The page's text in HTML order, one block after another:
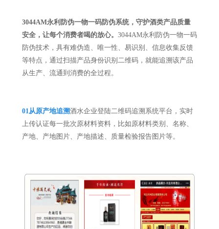
3044AM永利防伪一物一码防伪系统，守护酒类产品质量
安全，让每个消费者喝的放心。 3044AM永利防伪一物一码
防伪技术，具有难伪造、唯一性、易识别、信息收集反馈
等特点，通过扫描产品身份识别二维码，就能追溯该产品
从生产、流通到消费的全过程。
01从原产地追溯酒水企业登陆二维码追溯系统平台，实时
上传认证每一批次原材料资料，比如原材料类别、名称、
产地、产地图片、产地描述、质量检验报告图片等。